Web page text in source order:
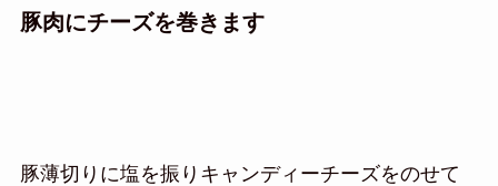
豚肉にチーズを巻きます
豚薄切りに塩を振りキャンディーチーズをのせて